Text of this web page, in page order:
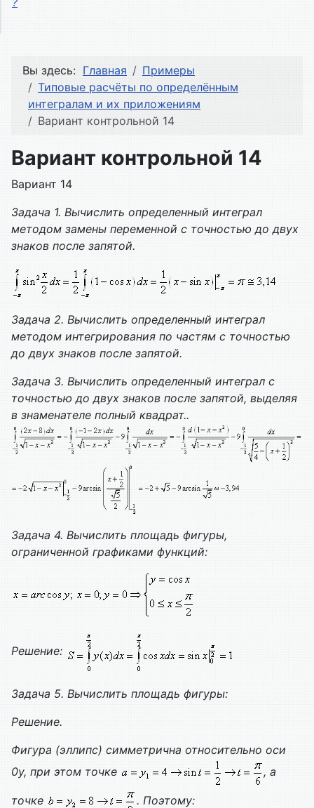
Вы здесь: Главная
Примеры
Типовые расчёты по определённым
интегралам и их приложениям
Вариант контрольной 14
Вариант контрольной 14
Вариант 14
Задача 1. Вычислить определенный интеграл
методом замены переменной с точностью до двух
знаков после запятой.
Задача 2. Вычислить определенный интеграл
методом интегрирования по частям с точностью
до двух знаков после запятой.
Задача 3. Вычислить определенный интеграл с
точностью до двух знаков после запятой, выделяя
в знаменателе полный квадрат..
Задача 4. Вычислить площадь фигуры,
ограниченной графиками функций:
Решение:
Задача 5. Вычислить площадь фигуры:
Решение.
Фигура (эллипс) симметрична относительно оси
0y, при этом точке
, а
точке . Поэтому: